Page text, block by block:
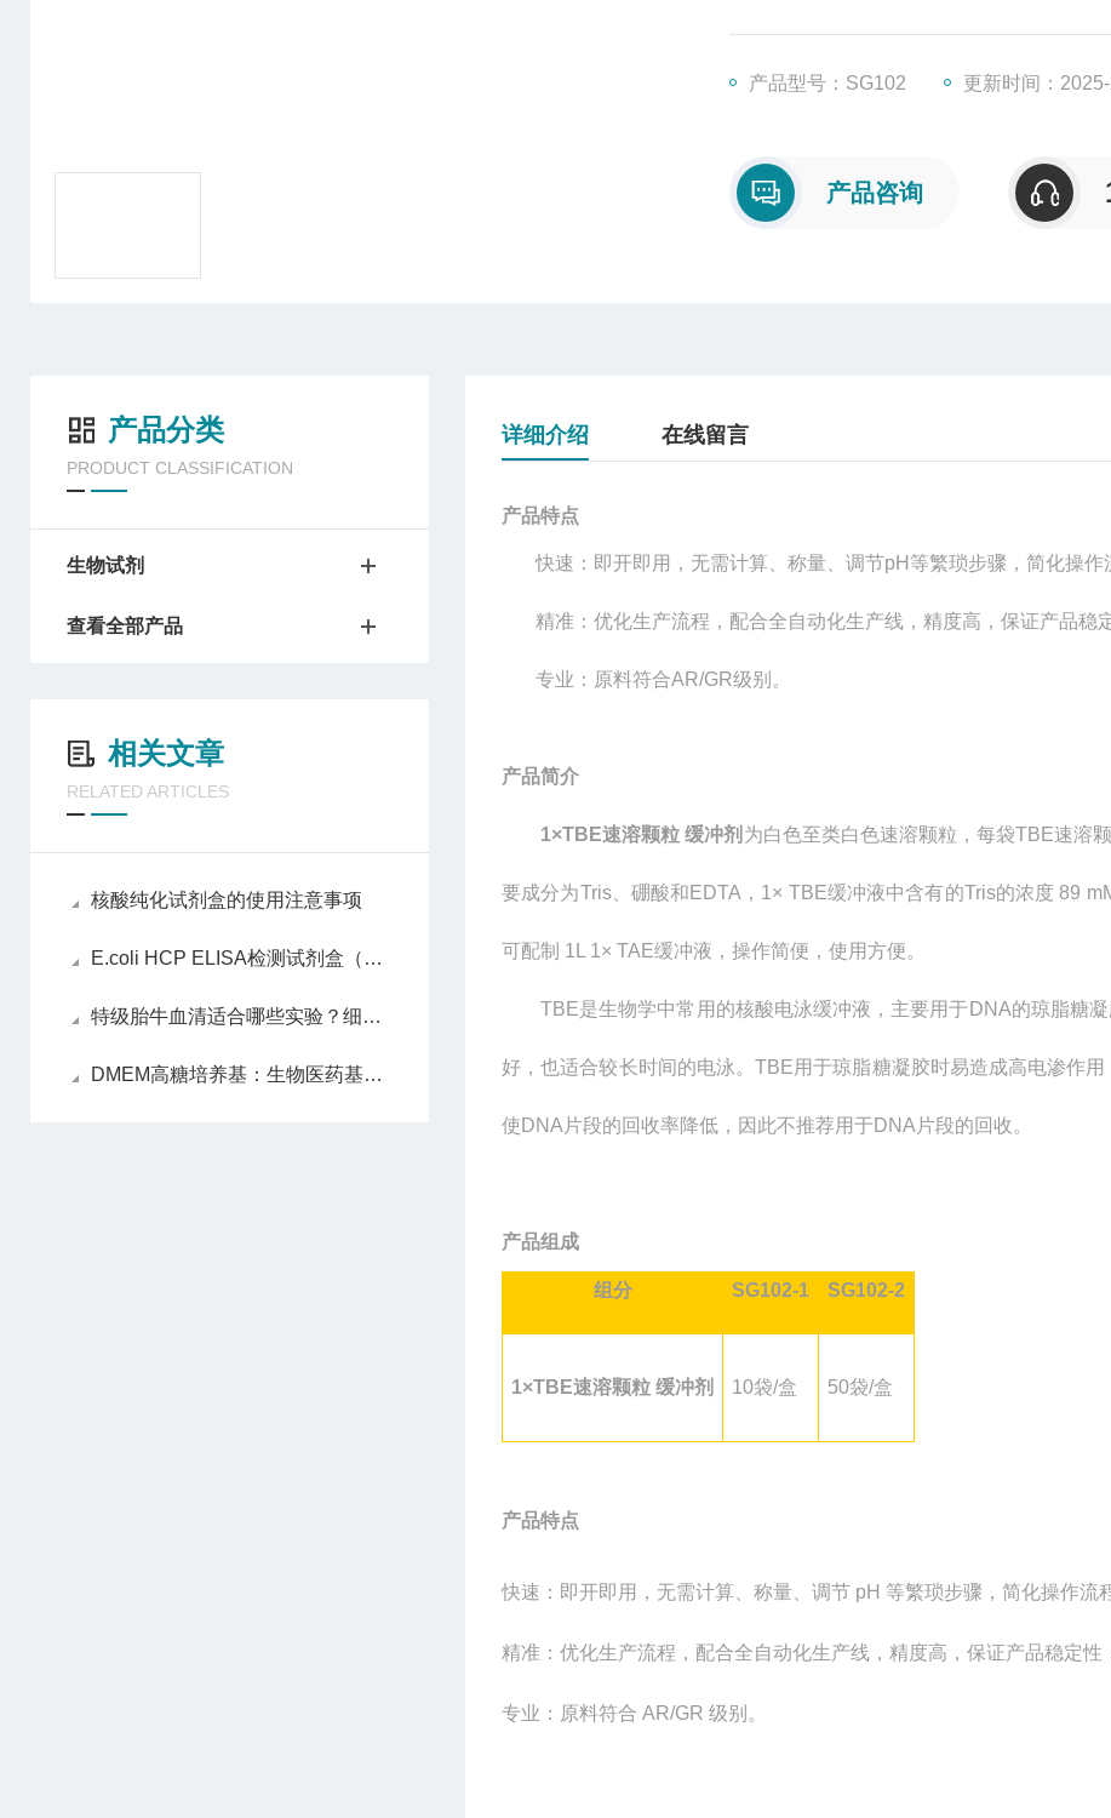
产品型号：SG102 更新时间：2025-
产品咨询
产品分类
PRODUCT CLASSIFICATION
生物试剂
查看全部产品
相关文章
RELATED ARTICLES
核酸纯化试剂盒的使用注意事项
E.coli HCP ELISA检测试剂盒（2G）：精准定量宿主蛋白残留的科研利器
特级胎牛血清适合哪些实验？细胞培养 干细胞培养专用试剂详解
DMEM高糖培养基：生物医药基石，铺就细胞治疗新坦途
详细介绍 在线留言
产品特点
快速：即开即用，无需计算、称量、调节pH等繁琐步骤，简化操作
精准：优化生产流程，配合全自动化生产线，精度高，保证产品稳
专业：原料符合AR/GR级别。
产品简介
1×TBE速溶颗粒 缓冲剂 为白色至类白色速溶颗粒，每袋TBE速溶
要成分为Tris、硼酸和EDTA，1× TBE缓冲液中含有的Tris的浓度 89
可配制 1L 1× TAE缓冲液，操作简便，使用方便。
TBE是生物学中常用的核酸电泳缓冲液，主要用于DNA的琼脂糖
好，也适合较长时间的电泳。TBE用于琼脂糖凝胶时易造成高电渗作
使DNA片段的回收率降低，因此不推荐用于DNA片段的回收。
产品组成
组分 SG102-1 SG102-2
1×TBE速溶颗粒 缓冲剂 10袋/盒 50袋/盒
产品特点
快速：即开即用，无需计算、称量、调节 pH 等繁琐步骤，简化操作流
精准：优化生产流程，配合全自动化生产线，精度高，保证产品稳定性
专业：原料符合 AR/GR 级别。